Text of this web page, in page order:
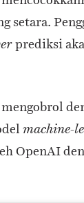
setara.
prediksi
machine-
OpenAI